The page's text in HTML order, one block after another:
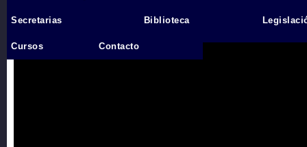
Inicio
Secretarias Biblioteca
Cursos Contacto